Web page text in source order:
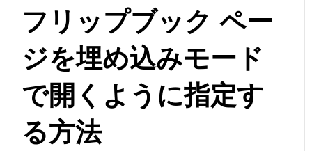
フリップブック ペー
ジを埋め込みモード
で開くように指定す
る方法